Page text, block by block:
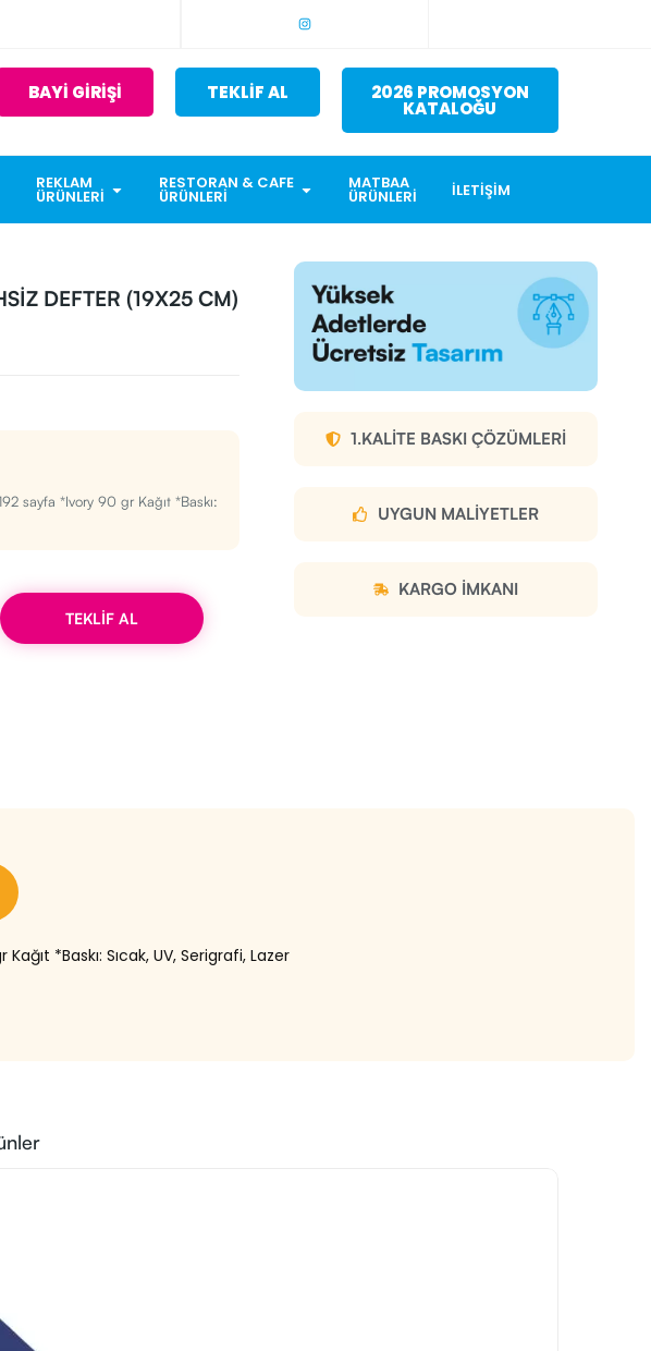
BAYİ GİRİŞİ TEKLİF AL 2026 PROMOSYON
KATALOĞU
REKLAM
ÜRÜNLERI
RESTORAN & CAFE
ÜRÜNLERI
MATBAA
ÜRÜNLERI İLETIŞIM
DEFTER (19X25 CM)
sayfa *Ivory 90 gr Kağıt *Baskı:
TEKLİF AL
1.KALITE BASKI ÇÖZÜMLERI
UYGUN MALIYETLER
KARGO IMKANI
*Baskı: Sıcak, UV, Serigrafi, Lazer